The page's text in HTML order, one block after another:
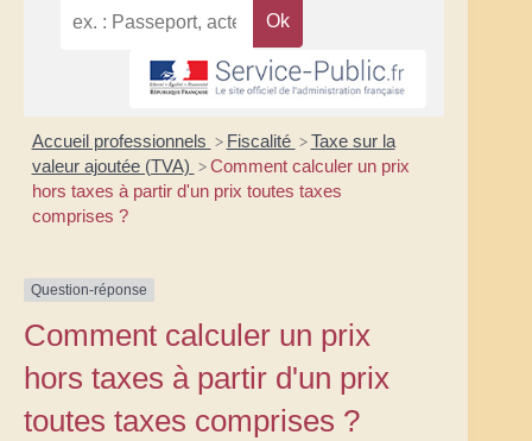
Accueil professionnels > Fiscalité > Taxe sur la
valeur ajoutée (TVA) > Comment calculer un prix
hors taxes à partir d'un prix toutes taxes
comprises ?
Question-réponse
Comment calculer un prix
hors taxes à partir d'un prix
toutes taxes comprises ?